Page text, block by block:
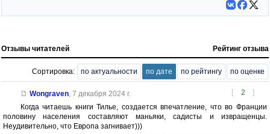
Отзывы читателей Рейтинг отзыва
Сортировка: по актуальности по дате по рейтингу по оценке
[ 2 ]
Wongraven, 7 декабря 2024 г.
Когда читаешь книги Тилье, создается впечатление, что во Франции
половину населения составляют маньяки, садисты и извращенцы.
Неудивительно, что Европа загнивает)))